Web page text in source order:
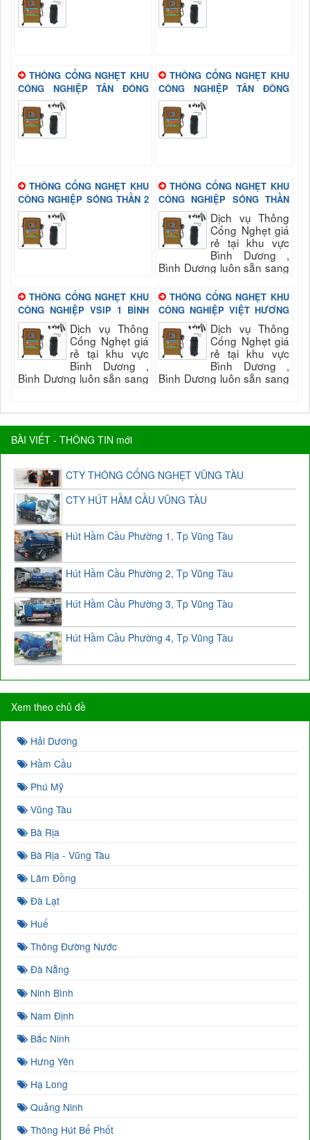
THÔNG CỐNG NGHẸT KHU
CÔNG NGHIỆP TÂN ĐÔNG
HIỆP B BÌNH DƯƠNG
THÔNG CỐNG NGHẸT KHU
CÔNG NGHIỆP TÂN ĐÔNG
HIỆP A BÌNH DƯƠNG
THÔNG CỐNG NGHẸT KHU
CÔNG NGHIỆP SÓNG THẦN 2
BÌNH DƯƠNG
THÔNG CỐNG NGHẸT KHU
CÔNG NGHIỆP SÓNG THẦN
BÌNH DƯƠNGDịch vụ Thông
Cống Nghẹt giá
rẻ tại khu vực
Bình Dương ,
Bình Dương luôn sẵn sang
và đảm bảo uy tín, chất
lượng hài long quý...
THÔNG CỐNG NGHẸT KHU
CÔNG NGHIỆP VSIP 1 BÌNH
DƯƠNG
Dịch vụ Thông
Cống Nghẹt giá
rẻ tại khu vực
Bình Dương ,
Bình Dương luôn sẵn sang
lượng hài long quý...
THÔNG CỐNG NGHẸT KHU
CÔNG NGHIỆP VIỆT HƯƠNG
BÌNH DƯƠNGDịch vụ Thông
Cống Nghẹt giá
rẻ tại khu vực
Bình Dương ,
Bình Dương luôn sẵn sang
lượng hài long quý...
BÀI VIẾT - THÔNG TIN mới
CTY THÔNG CỐNG NGHẸT VŨNG TÀU
CTY HÚT HẦM CẦU VŨNG TÀU
Hút Hầm Cầu Phường 1, Tp Vũng Tàu
Hút Hầm Cầu Phường 2, Tp Vũng Tàu
Hút Hầm Cầu Phường 3, Tp Vũng Tàu
Hút Hầm Cầu Phường 4, Tp Vũng Tàu
Xem theo chủ đề
Hải Dương
Hầm Cầu
Phú Mỹ
Vũng Tàu
Bà Rịa
Bà Rịa - Vũng Tàu
Lâm Đồng
Đà Lạt
Huế
Thông Đường Nước
Đà Nẵng
Ninh Bình
Nam Định
Bắc Ninh
Hưng Yên
Hạ Long
Quảng Ninh
Thông Hút Bể Phốt